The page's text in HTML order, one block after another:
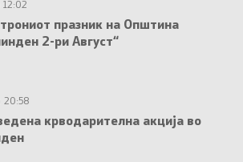
12:02
празник на Општина
2-ри Август“
20:58
крводарителна акција во